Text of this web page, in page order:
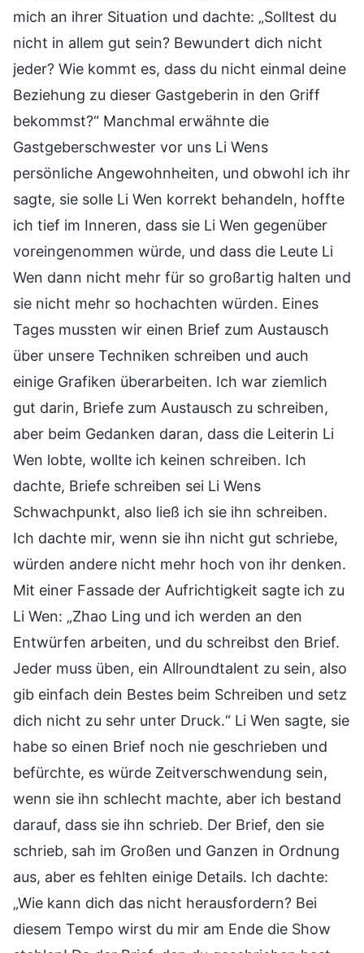
mich an ihrer Situation und dachte: „Solltest du
nicht in allem gut sein? Bewundert dich nicht
jeder? Wie kommt es, dass du nicht einmal deine
Beziehung zu dieser Gastgeberin in den Griff
bekommst?“ Manchmal erwähnte die
Gastgeberschwester vor uns Li Wens
persönliche Angewohnheiten, und obwohl ich ihr
sagte, sie solle Li Wen korrekt behandeln, hoffte
ich tief im Inneren, dass sie Li Wen gegenüber
voreingenommen würde, und dass die Leute Li
Wen dann nicht mehr für so großartig halten und
sie nicht mehr so hochachten würden. Eines
Tages mussten wir einen Brief zum Austausch
über unsere Techniken schreiben und auch
einige Grafiken überarbeiten. Ich war ziemlich
gut darin, Briefe zum Austausch zu schreiben,
aber beim Gedanken daran, dass die Leiterin Li
Wen lobte, wollte ich keinen schreiben. Ich
dachte, Briefe schreiben sei Li Wens
Schwachpunkt, also ließ ich sie ihn schreiben.
Ich dachte mir, wenn sie ihn nicht gut schriebe,
würden andere nicht mehr hoch von ihr denken.
Mit einer Fassade der Aufrichtigkeit sagte ich zu
Li Wen: „Zhao Ling und ich werden an den
Entwürfen arbeiten, und du schreibst den Brief.
Jeder muss üben, ein Allroundtalent zu sein, also
gib einfach dein Bestes beim Schreiben und setz
dich nicht zu sehr unter Druck.“ Li Wen sagte, sie
habe so einen Brief noch nie geschrieben und
befürchte, es würde Zeitverschwendung sein,
wenn sie ihn schlecht machte, aber ich bestand
darauf, dass sie ihn schrieb. Der Brief, den sie
schrieb, sah im Großen und Ganzen in Ordnung
aus, aber es fehlten einige Details. Ich dachte:
„Wie kann dich das nicht herausfordern? Bei
diesem Tempo wirst du mir am Ende die Show